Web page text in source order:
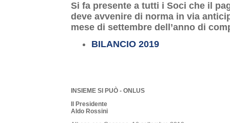
Si fa presente a tutti i Soci che il
deve avvenire di norma in via
mese di settembre dell’anno di
BILANCIO 2019
INSIEME SI PUÒ - ONLUS
Il Presidente
Aldo Rossini